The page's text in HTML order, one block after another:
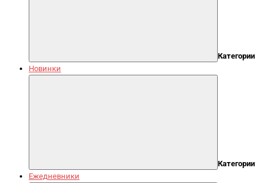
Категории
Новинки
Категории
Ежедневники